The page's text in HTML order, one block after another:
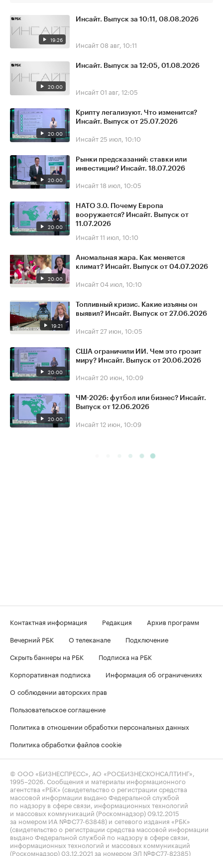
19:26
Инсайт. Выпуск за 10:11, 08.08.2026
Инсайт 08 авг, 10:11
20:00
Инсайт. Выпуск за 12:05, 01.08.2026
Инсайт 01 авг, 12:05
20:00
Крипту легализуют. Что изменится?
Инсайт. Выпуск от 25.07.2026
Инсайт 25 июл, 10:10
20:00
Рынки предсказаний: ставки или
инвестиции? Инсайт. 18.07.2026
Инсайт18 июл, 10:05
20:00
НАТО 3.0. Почему Европа
вооружается? Инсайт. Выпуск от
11.07.2026
Инсайт11 июл, 10:10
20:00
Аномальная жара. Как меняется
климат? Инсайт. Выпуск от 04.07.2026
Инсайт 04 июл, 10:10
19:21
Топливный кризис. Какие изъяны он
выявил? Инсайт. Выпуск от 27.06.2026
Инсайт 27 июн, 10:05
20:00
США ограничили ИИ. Чем это грозит
миру? Инсайт. Выпуск от 20.06.2026
Инсайт 20 июн, 10:09
20:00
ЧМ-2026: футбол или бизнес? Инсайт.
Выпуск от 12.06.2026
Инсайт12 июн, 10:09
Контактная информация Редакция
Архив программ
Вечерний РБК
О телеканале
Подключение
Скрыть баннеры на РБК
Подписка на РБК
Корпоративная подписка
Информация об ограничениях
О соблюдении авторских прав
Пользовательское соглашение
Политика в отношении обработки персональных данных
Политика обработки файлов cookie
© ООО «БИЗНЕСПРЕСС», АО «РОСБИЗНЕСКОНСАЛТИНГ»,
1995–2026. Сообщения и материалы информационного
агентства «РБК» (свидетельство о регистрации средства
массовой информации выдано Федеральной службой
по надзору в сфере связи, информационных технологий
и массовых коммуникаций (Роскомнадзор) 09.12.2015
за номером ИА №ФС77-63848) и сетевого издания «РБК»
(свидетельство о регистрации средства массовой информации
выдано Федеральной службой по надзору в сфере связи,
информационных технологий и массовых коммуникаций
(Роскомнадзор) 03.12.2021 за номером ЭЛ №ФС77-82385)